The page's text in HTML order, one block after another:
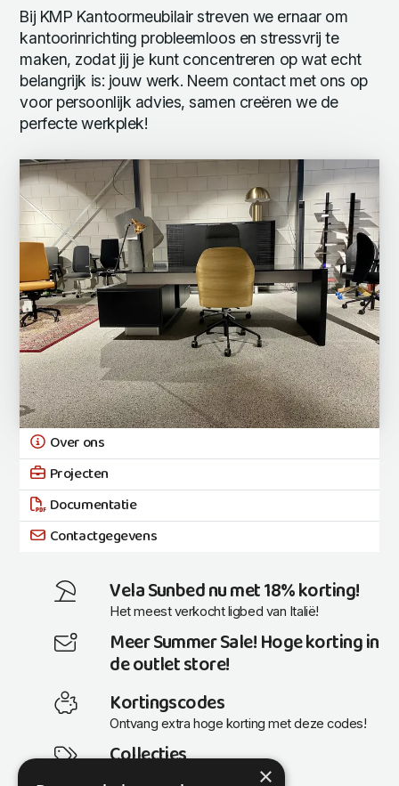
Bij KMP Kantoormeubilair streven we ernaar om
kantoorinrichting probleemloos en stressvrij te
maken, zodat jij je kunt concentreren op wat echt
belangrijk is: jouw werk. Neem contact met ons op
voor persoonlijk advies, samen creëren we de
perfecte werkplek!
Over ons
Projecten
Documentatie
Contactgegevens
Vela Sunbed nu met 18% korting!
Het meest verkocht ligbed van Italië!
Meer Summer Sale! Hoge korting in
de outlet store!
Kortingscodes
Ontvang extra hoge korting met deze codes!
Collecties
Actuele en populaire collecties
×